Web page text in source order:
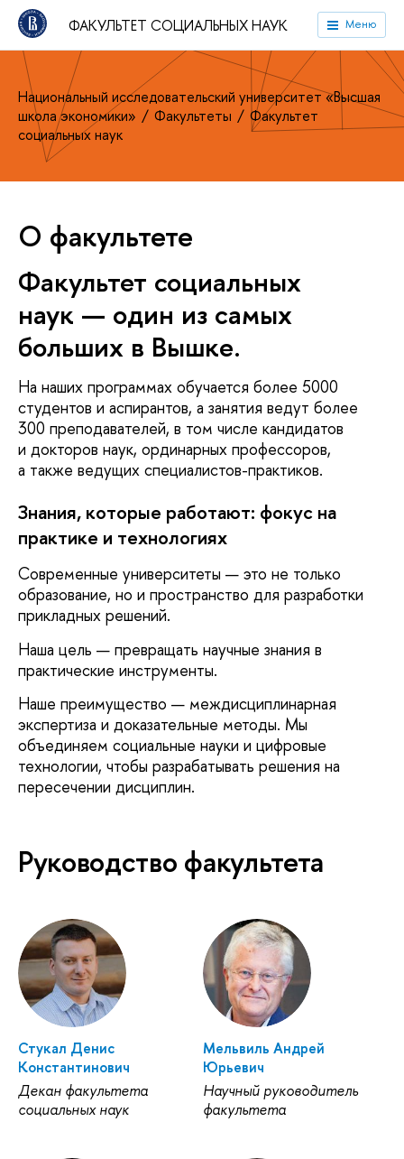
ФАКУЛЬТЕТ СОЦИАЛЬНЫХ НАУК Меню
Национальный исследовательский университет «Высшая
школа экономики»
Факультеты
Факультет
социальных наук
О факультете
Факультет социальных
наук — один из самых
больших в Вышке.
На наших программах обучается более 5000
студентов и аспирантов, а занятия ведут более
300 преподавателей, в том числе кандидатов
и докторов наук, ординарных профессоров,
а также ведущих специалистов-практиков.
Знания, которые работают: фокус на
практике и технологиях
Современные университеты — это не только
образование, но и пространство для разработки
прикладных решений.
Наша цель — превращать научные знания в
практические инструменты.
Наше преимущество — междисциплинарная
экспертиза и доказательные методы. Мы
объединяем социальные науки и цифровые
технологии, чтобы разрабатывать решения на
пересечении дисциплин.
Руководство факультета
Стукал Денис
Константинович
Декан факультета
социальных наук
Мельвиль Андрей
Юрьевич
Научный руководитель
факультета